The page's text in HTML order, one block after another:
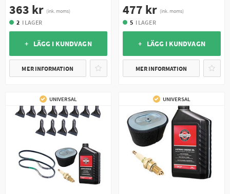
363 kr (ink. moms)
2 I LAGER
+ LÄGG I KUNDVAGN
MER INFORMATION
477 kr (ink. moms)
5 I LAGER
+ LÄGG I KUNDVAGN
MER INFORMATION
UNIVERSAL UNIVERSAL